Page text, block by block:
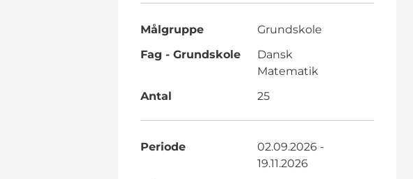
Målgruppe
Grundskole
Fag - Grundskole
Dansk
Matematik
Antal
25
Periode
02.09.2026 -
19.11.2026